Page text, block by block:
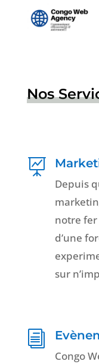
Nos

Depuis
notre fer
d’une
sur
i
Congo